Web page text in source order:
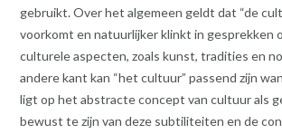
gebruikt. Over het algemeen geldt dat “de
voorkomt en natuurlijker klinkt in gesprekken
culturele aspecten, zoals kunst, tradities en
andere kant kan “het cultuur” passend zijn
ligt op het abstracte concept van cultuur als
bewust te zijn van deze subtiliteiten en de